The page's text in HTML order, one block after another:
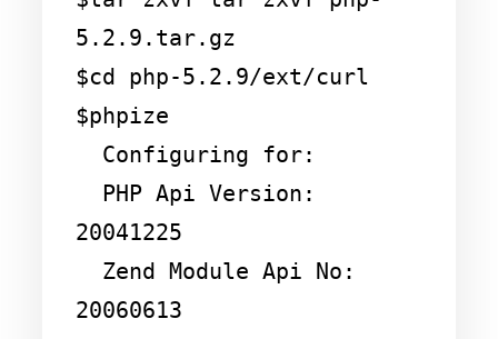
5.2.9.tar.gz
$cd php-5.2.9/ext/curl
$phpize
20041225
20060613